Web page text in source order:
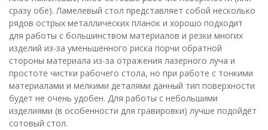
сразу обе). Ламелевый стол представляет собой несколько
рядов острых металлических планок и хорошо подходит
для работы с большинством материалов и резки многих
изделий из-за уменьшенного риска порчи обратной
стороны материала из-за отражения лазерного луча и
простоте чистки рабочего стола, но при работе с тонкими
материалами и мелкими деталями данный тип поверхности
будет не очень удобен. Для работы с небольшими
изделиями (в особенности для гравировки) лучше подойдёт
сотовый стол.